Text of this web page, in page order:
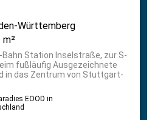
Württemberg
m²
Bahn Station Inselstraße, zur S-
fußläufig Ausgezeichnete
in das Zentrum von Stuttgart-
EOOD in